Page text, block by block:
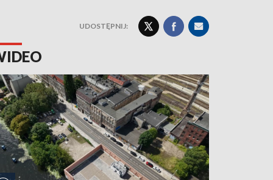
UDOSTĘPNIJ: